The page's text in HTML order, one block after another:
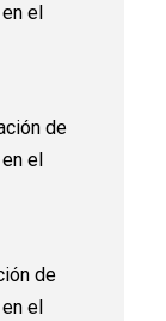
el
de
el
de
el